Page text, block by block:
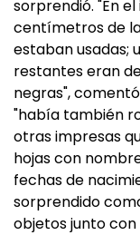
sorprendió. "En
centímetros de
estaban usadas;
restantes eran
negras",
"había también
otras impresas
hojas con
fechas de
sorprendido
objetos junto